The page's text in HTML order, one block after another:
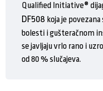
Qualified Initiative®
DF508 koja je
bolesti i gušteračnom
se javljaju vrlo rano i
od 80 % slučajeva.